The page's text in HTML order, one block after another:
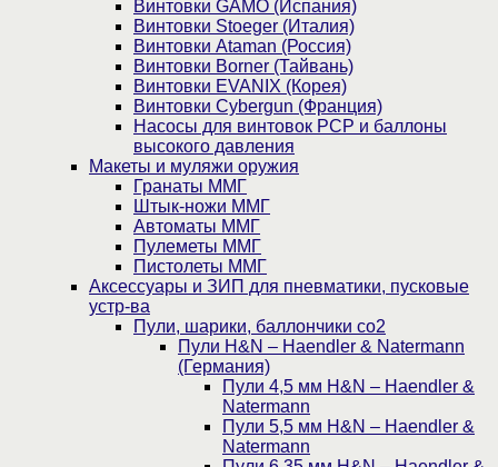
Винтовки GAMO (Испания)
Винтовки Stoeger (Италия)
Винтовки Ataman (Россия)
Винтовки Borner (Тайвань)
Винтовки EVANIX (Корея)
Винтовки Cybergun (Франция)
Насосы для винтовок PCP и баллоны
высокого давления
Макеты и муляжи оружия
Гранаты ММГ
Штык-ножи ММГ
Автоматы ММГ
Пулеметы ММГ
Пистолеты ММГ
Аксессуары и ЗИП для пневматики, пусковые
устр-ва
Пули, шарики, баллончики со2
Пули H&N – Haendler & Natermann
(Германия)
Пули 4,5 мм H&N – Haendler &
Natermann
Пули 5,5 мм H&N – Haendler &
Natermann